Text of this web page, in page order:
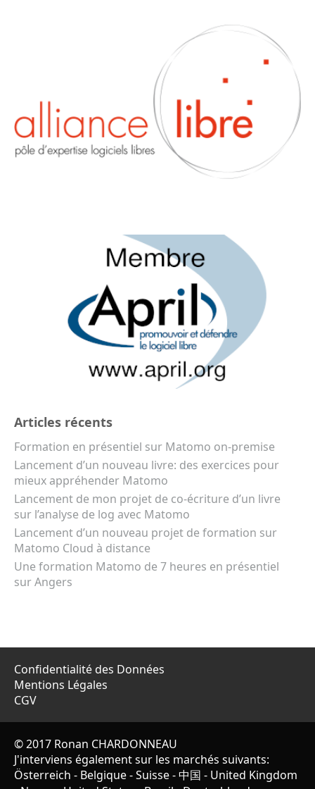
Articles récents
Formation en présentiel sur Matomo on-premise
Lancement d’un nouveau livre: des exercices pour
mieux appréhender Matomo
Lancement de mon projet de co-écriture d’un livre
sur l’analyse de log avec Matomo
Lancement d’un nouveau projet de formation sur
Matomo Cloud à distance
Une formation Matomo de 7 heures en présentiel
sur Angers
Confidentialité des Données
Mentions Légales
CGV
© 2017 Ronan CHARDONNEAU
J'interviens également sur les marchés suivants:
Österreich - Belgique-Suisse-中国 - United Kingdom